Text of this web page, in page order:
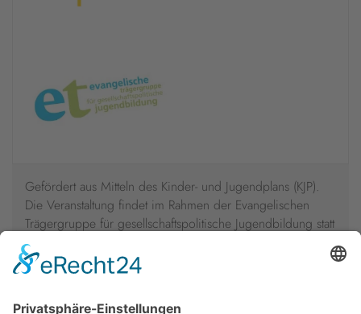
Gefördert aus Mitteln des Kinder- und Jugendplans (KJP).
Die Veranstaltung findet im Rahmen der Evangelischen
Trägergruppe für gesellschaftspolitische Jugendbildung statt
und wird vom Bundesministerium für Bildung, Familie,
Senioren, Frauen und Jugend gefördert.
Jetzt zur Präsenz-Tagung anmelden